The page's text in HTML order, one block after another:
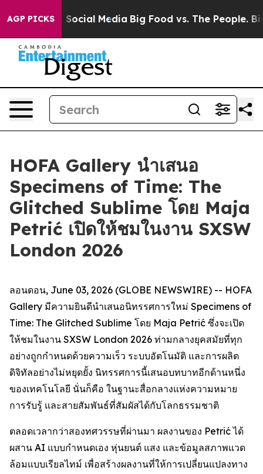
AGP PICKSon Social Media Big Food vs. The People. Big
HOFA Gallery นำเสนอ
Specimens of Time: The
Glitched Sublime โดย Maja
Petrić เปิดให้ชมในงาน SXSW
London 2026
ลอนดอน, June 03, 2026 (GLOBE NEWSWIRE) -- HOFA
Gallery มีความยินดีนำเสนอนิทรรศการใหม่ Specimens of
Time: The Glitched Sublime โดย Maja Petrić ซึ่งจะเปิด
ให้ชมในงาน SXSW London 2026 ท่ามกลางยุคสมัยที่ทุก
อย่างถูกกำหนดด้วยความเร็ว ระบบอัตโนมัติ และการผลิต
ดิจิทัลอย่างไม่หยุดยั้ง นิทรรศการนี้เสนอบทบาทอีกด้านหนึ่ง
ของเทคโนโลยี นั่นก็คือ ในฐานะสื่อกลางแห่งความหมาย
การรับรู้ และสายสัมพันธ์ที่สัมผัสได้กับโลกธรรมชาติ
ตลอดเวลากว่าสองทศวรรษที่ผ่านมา ผลงานของ Petrić ได้
ผสาน AI แบบกำหนดเอง หุ่นยนต์ แสง และข้อมูลสภาพแวด
ล้อมแบบเรียลไทม์ เพื่อสร้างผลงานที่ให้การเปลี่ยนแปลงทาง